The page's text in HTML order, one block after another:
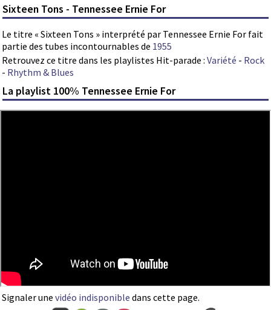
Sixteen Tons - Tennessee Ernie For
Le titre « Sixteen Tons » interprété par Tennessee Ernie For fait
partie des tubes incontournables de 1955
Retrouvez ce titre dans les playlistes Hit-parade : Variété - Rock
- Rhythm & Blues
La playlist 100% Tennessee Ernie For
Signaler une vidéo indisponible dans cette page.